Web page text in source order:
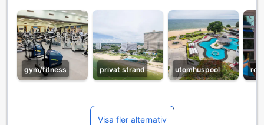
gym/fitness privat strand utomhuspool
Visa fler alternativ